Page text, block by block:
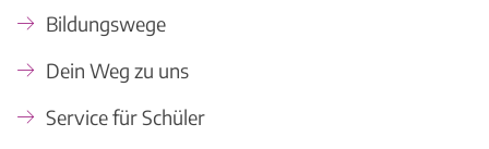
Bildungswege
Dein Weg zu uns
Service für Schüler